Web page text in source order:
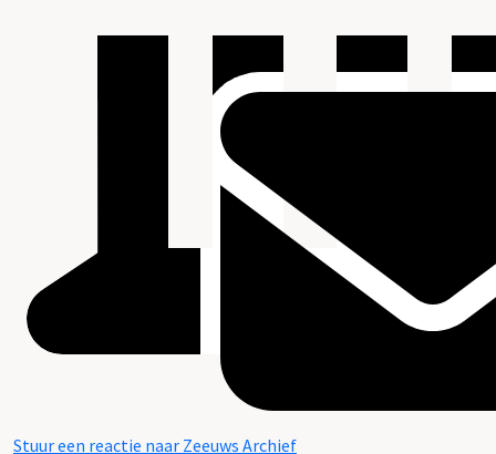
Stuur een reactie naar Zeeuws Archief